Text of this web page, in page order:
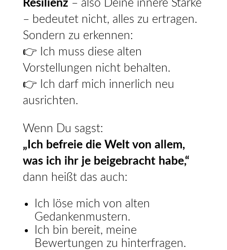
Resilienz – also Deine innere Stärke
– bedeutet nicht, alles zu ertragen.
Sondern zu erkennen:
👉 Ich muss diese alten
Vorstellungen nicht behalten.
👉 Ich darf mich innerlich neu
ausrichten.
Wenn Du sagst:
„Ich befreie die Welt von allem,
was ich ihr je beigebracht habe,“
dann heißt das auch:
Ich löse mich von alten
Gedankenmustern.
Ich bin bereit, meine
Bewertungen zu hinterfragen.